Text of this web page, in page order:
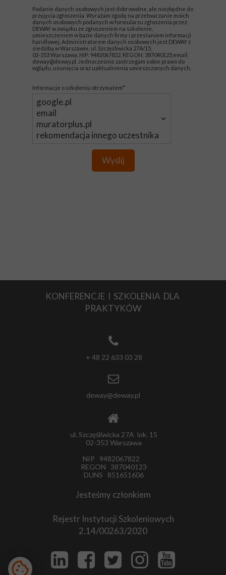
Podanie danych osobowych jest dobrowolne, ale niezbędne do
przyjęcia zgłoszenia. Wyrażam zgodę na przetwarzanie moich
danych osobowych podanych w formularzu zgłoszenia przez
DEWAY w związku ze zgłoszeniem na szkolenie,
umieszczeniem w bazie danych firmy i przesłaniem informacji
handlowej. Administratorem danych osobowych jest DEWAY z
siedzibą w Warszawie, ul. Szczęśliwicka 27A/15,
02-353 Warszawa, NIP: 9482067822, REGON: 387040123,email:
deway@deway.pl. Jednocześnie zastrzegam sobie prawo do
wglądu, usunięcia oraz uaktualnienia umieszczonych danych.
Informacje o szkoleniu otrzymałem*
Wyślij
ul. Szczęśliwicka 27A lok. 15
02-353 Warszawa
NIP 9482067822
REGON 387040123
DUNS 851651606
+ 48 22 633 03 28
deway@deway.pl
Jesteśmy członkiem
Rejestr Instytucji Szkoleniowych
2.14/00263/2020
KONFERENCJE I SZKOLENIA DLA
PRAKTYKÓW